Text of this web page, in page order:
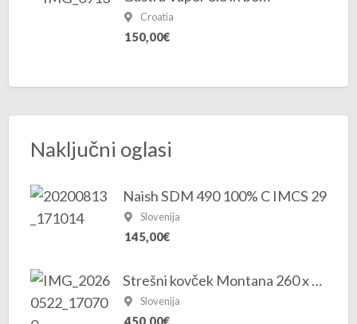
Croatia
150,00€
Naključni oglasi
Naish SDM 490 100% C IMCS 29
Slovenija
145,00€
Strešni kovček Montana 260 x 66 z nosilci za surf deske – surf box
Slovenija
450,00€